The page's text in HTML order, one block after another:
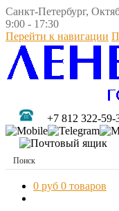
Санкт-Петербург,
9:00 - 17:30
Перейти к навигации
+7 812 322-59-
0 руб 0 товаров